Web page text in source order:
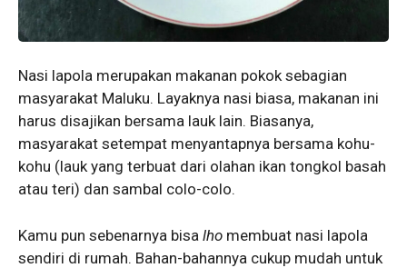
Nasi lapola merupakan makanan pokok sebagian
masyarakat Maluku. Layaknya nasi biasa, makanan ini
harus disajikan bersama lauk lain. Biasanya,
masyarakat setempat menyantapnya bersama kohu-
kohu (lauk yang terbuat dari olahan ikan tongkol basah
atau teri) dan sambal colo-colo.
Kamu pun sebenarnya bisa lho membuat nasi lapola
sendiri di rumah. Bahan-bahannya cukup mudah untuk